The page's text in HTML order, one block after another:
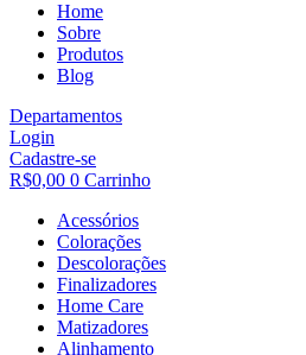
Home
Sobre
Produtos
Blog
Departamentos
Login
Cadastre-se
R$0,00 0 Carrinho
Acessórios
Colorações
Descolorações
Finalizadores
Home Care
Matizadores
Alinhamento